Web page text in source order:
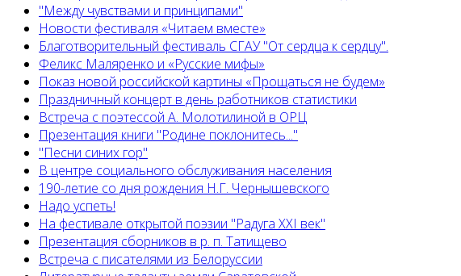
"Между чувствами и принципами"
Новости фестиваля «Читаем вместе»
Благотворительный фестиваль СГАУ "От сердца к сердцу".
Феликс Маляренко и «Русские мифы»
Показ новой российской картины «Прощаться не будем»
Праздничный концерт в день работников статистики
Встреча с поэтессой А. Молотилиной в ОРЦ
Презентация книги "Родине поклонитесь..."
"Песни синих гор"
В центре социального обслуживания населения
190-летие со дня рождения Н.Г. Чернышевского
Надо успеть!
На фестивале открытой поэзии "Радуга XXI век"
Презентация сборников в р. п. Татищево
Встреча с писателями из Белоруссии